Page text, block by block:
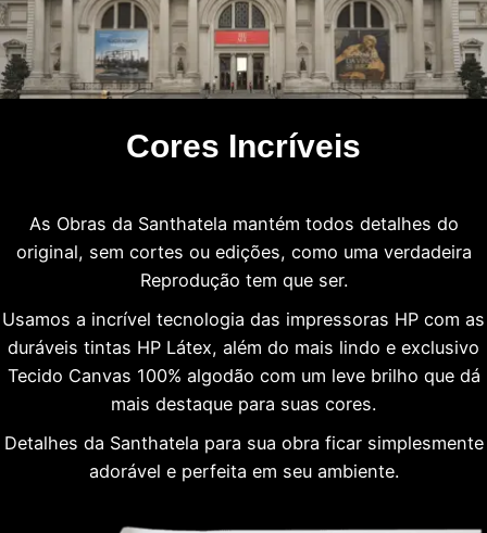
Cores Incríveis
As Obras da Santhatela mantém todos detalhes do
original, sem cortes ou edições, como uma verdadeira
Reprodução tem que ser.
Usamos a incrível tecnologia das impressoras HP com as
duráveis tintas HP Látex, além do mais lindo e exclusivo
Tecido Canvas 100% algodão com um leve brilho que dá
mais destaque para suas cores.
Detalhes da Santhatela para sua obra ficar simplesmente
adorável e perfeita em seu ambiente.